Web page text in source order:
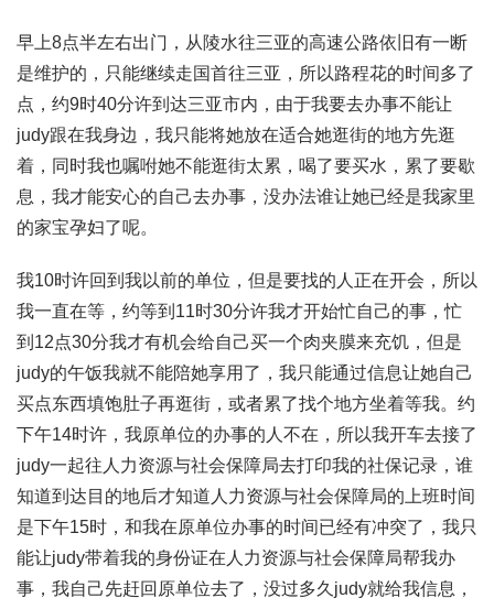
早上8点半左右出门，从陵水往三亚的高速公路依旧有一断
是维护的，只能继续走国首往三亚，所以路程花的时间多了
点，约9时40分许到达三亚市内，由于我要去办事不能让
judy跟在我身边，我只能将她放在适合她逛街的地方先逛
着，同时我也嘱咐她不能逛街太累，喝了要买水，累了要歇
息，我才能安心的自己去办事，没办法谁让她已经是我家里
的家宝孕妇了呢。
我10时许回到我以前的单位，但是要找的人正在开会，所以
我一直在等，约等到11时30分许我才开始忙自己的事，忙
到12点30分我才有机会给自己买一个肉夹膜来充饥，但是
judy的午饭我就不能陪她享用了，我只能通过信息让她自己
买点东西填饱肚子再逛街，或者累了找个地方坐着等我。约
下午14时许，我原单位的办事的人不在，所以我开车去接了
judy一起往人力资源与社会保障局去打印我的社保记录，谁
知道到达目的地后才知道人力资源与社会保障局的上班时间
是下午15时，和我在原单位办事的时间已经有冲突了，我只
能让judy带着我的身份证在人力资源与社会保障局帮我办
事，我自己先赶回原单位去了，没过多久judy就给我信息，